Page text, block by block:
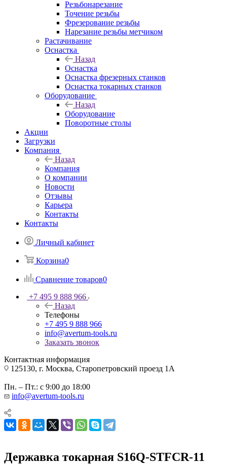
Резьбонарезание
Точение резьбы
Фрезерование резьбы
Нарезание резьбы метчиком
Растачивание
Оснастка
Назад
Оснастка
Оснастка фрезерных станков
Оснастка токарных станков
Оборудование
Назад
Оборудование
Поворотные столы
Акции
Загрузки
Компания
Назад
Компания
О компании
Новости
Отзывы
Карьера
Контакты
Контакты
Личный кабинет
Корзина0
Сравнение товаров0
+7 495 9 888 966
Назад
Телефоны
+7 495 9 888 966
info@avertum-tools.ru
Заказать звонок
Контактная информация
125130, г. Москва, Старопетровский проезд 1А
Пн. – Пт.: с 9:00 до 18:00
info@avertum-tools.ru
Державка токарная S16Q-STFCR-11